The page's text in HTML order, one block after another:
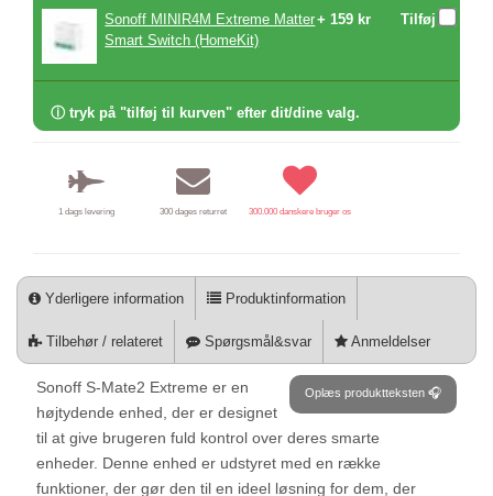
Sonoff MINIR4M Extreme Matter
Smart Switch (HomeKit)
+ 159 kr Tilføj
ⓘ tryk på "tilføj til kurven" efter dit/dine valg.
1 dags levering 300 dages returret 300.000 danskere bruger os
Yderligere information Produktinformation
Tilbehør / relateret Spørgsmål&svar Anmeldelser
Oplæs produktteksten 🎧
Sonoff S-Mate2 Extreme er en
højtydende enhed, der er designet
til at give brugeren fuld kontrol over deres smarte
enheder. Denne enhed er udstyret med en række
funktioner, der gør den til en ideel løsning for dem, der